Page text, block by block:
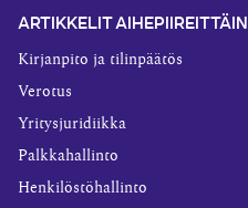
ARTIKKELIT AIHEPIIREITTÄIN
Kirjanpito ja tilinpäätös
Verotus
Yritysjuridiikka
Palkkahallinto
Henkilöstöhallinto